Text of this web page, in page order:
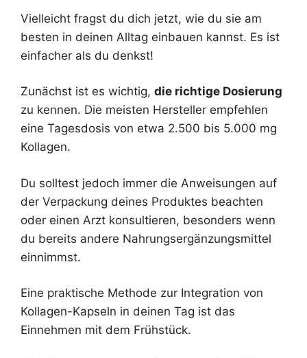
Vielleicht fragst du dich jetzt, wie du sie am
besten in deinen Alltag einbauen kannst. Es ist
einfacher als du denkst!
Zunächst ist es wichtig, die richtige Dosierung
zu kennen. Die meisten Hersteller empfehlen
eine Tagesdosis von etwa 2.500 bis 5.000 mg
Kollagen.
Du solltest jedoch immer die Anweisungen auf
der Verpackung deines Produktes beachten
oder einen Arzt konsultieren, besonders wenn
du bereits andere Nahrungsergänzungsmittel
einnimmst.
Eine praktische Methode zur Integration von
Kollagen-Kapseln in deinen Tag ist das
Einnehmen mit dem Frühstück.